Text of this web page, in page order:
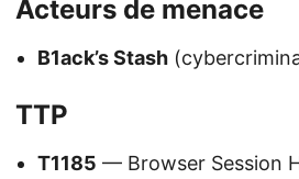
Acteurs de menace
B1ack’s Stash
TTP
T1185 — Browser Session